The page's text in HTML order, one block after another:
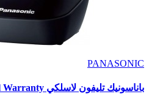
PANASONIC
باناسونيك تليفون لاسلكي TG1611 with International Warranty